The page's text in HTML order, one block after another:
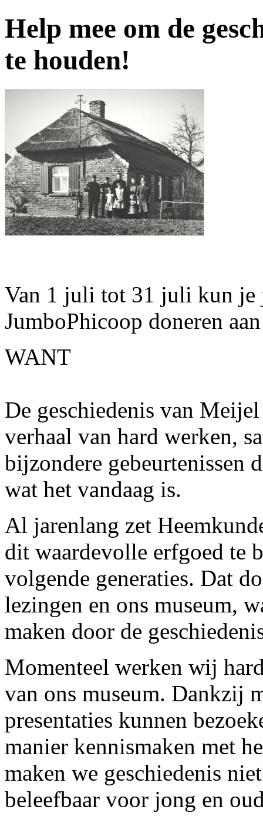
Help mee om de
te houden!
Van 1 juli tot 31 juli kun je
JumboPhicoop doneren
WANT
De geschiedenis van
verhaal van hard werken,
bijzondere gebeurtenissen
wat het vandaag is.
Al jarenlang zet
dit waardevolle erfgoed te
volgende generaties. Dat
lezingen en ons museum,
maken door de
Momenteel werken wij
van ons museum. Dankzij
presentaties kunnen
manier kennismaken met
maken we geschiedenis
beleefbaar voor jong en